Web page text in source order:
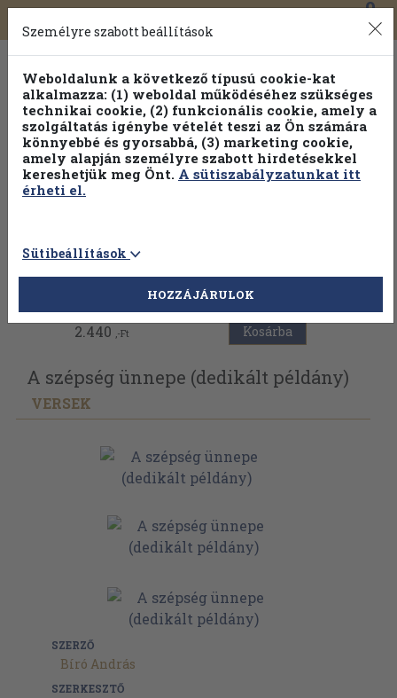
Toggle
navigation
0
Válogasson több mint 1.000.000 kiadványunk közül
100% kedvezménnyel!
Vissza az előző oldalra
2.440 ,-Ft Kosárba
A szépség ünnepe (dedikált példány)
VERSEK
SZERZŐ
Bíró András
SZERKESZTŐ
Személyre szabott beállítások
Weboldalunk a következő típusú cookie-kat
alkalmazza: (1) weboldal működéséhez szükséges
technikai cookie, (2) funkcionális cookie, amely a
szolgáltatás igénybe vételét teszi az Ön számára
könnyebbé és gyorsabbá, (3) marketing cookie,
amely alapján személyre szabott hirdetésekkel
kereshetjük meg Önt. A sütiszabályzatunkat itt
érheti el.
Sütibeállítások
HOZZÁJÁRULOK